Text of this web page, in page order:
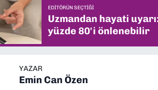
EDITÖRÜN SEÇTIĞI
Uzmandan hayati
yüzde 80'i önlenebilir
YAZAR
Emin Can Özen